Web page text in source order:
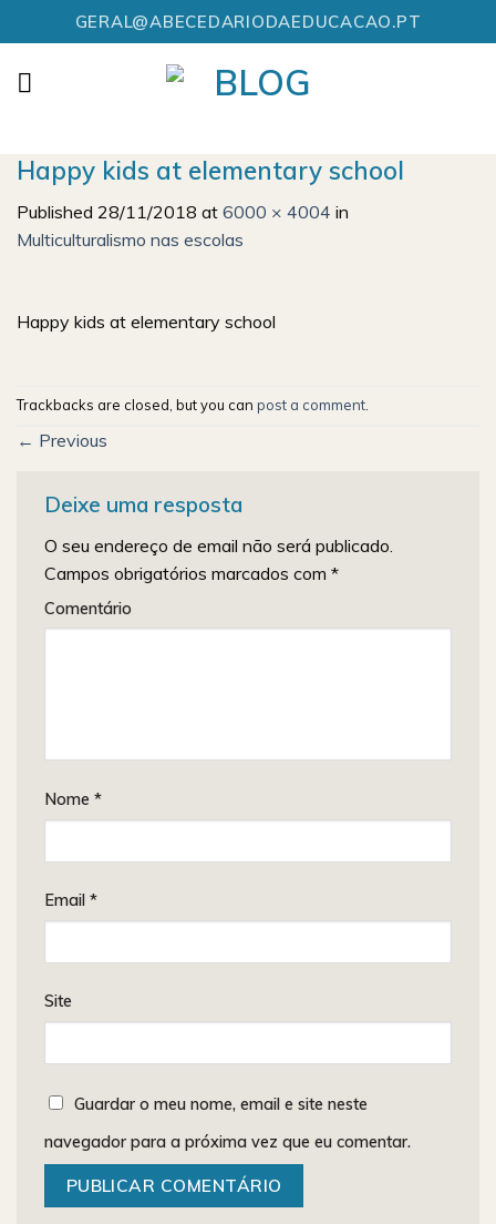
to
content
GERAL@ABECEDARIODAEDUCACAO.PT
Happy kids at elementary school
Published 28/11/2018 at 6000 × 4004 in
Multiculturalismo nas escolas
Happy kids at elementary school
Trackbacks are closed, but you can post a comment.
← Previous
Deixe uma resposta
O seu endereço de email não será publicado.
Campos obrigatórios marcados com *
Comentário
Nome *
Email *
Site
Guardar o meu nome, email e site neste
navegador para a próxima vez que eu comentar.